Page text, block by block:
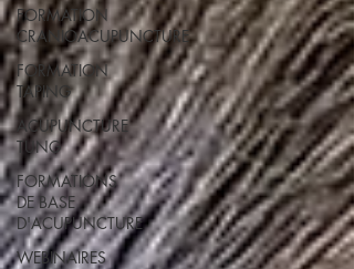
FORMATION
CRANIOACUPUNCTURE
FORMATION
TAPING
ACUPUNCTURE
TUNG
FORMATIONS
DE BASE
D'ACUPUNCTURE
WEBINAIRES